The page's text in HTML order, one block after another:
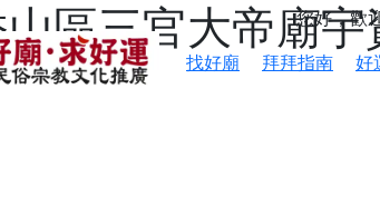
區三官大帝廟您好，歡
找好廟
拜拜指南 好